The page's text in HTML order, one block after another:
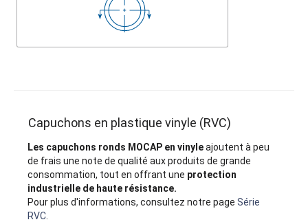
Capuchons en plastique vinyle (RVC)
Les capuchons ronds MOCAP en vinyleajoutent à peu
de frais une note de qualité aux produits de grande
consommation, tout en offrant une protection
industrielle de haute résistance.
Pour plus d'informations, consultez notre pageSérie
RVC